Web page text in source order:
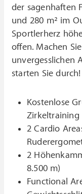
der sagenhaften
und 280 m² im
Sportlerherz
offen. Machen
unvergesslichen
starten Sie durch!
Kostenlose
Zirkeltraining
2 Cardio
2
8.500 m)
Functional